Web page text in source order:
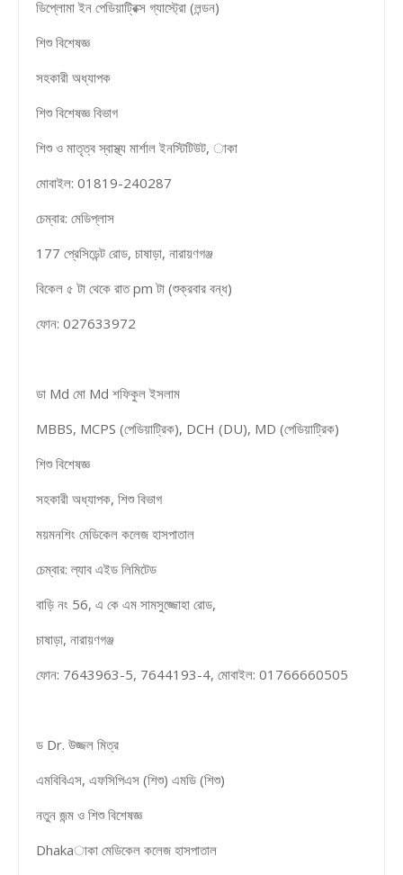
ডিপ্লোমা ইন পেডিয়াট্রিক্স গ্যাস্ট্রো (লন্ডন)
শিশু বিশেষজ্ঞ
সহকারী অধ্যাপক
শিশু বিশেষজ্ঞ বিভাগ
শিশু ও মাতৃত্ব স্বাস্থ্য মার্শাল ইনস্টিটিউট, াকা
মোবাইল: 01819-240287
চেম্বার: মেডিপ্লাস
177 প্রেসিডেন্ট রোড, চাষাড়া, নারায়ণগঞ্জ
বিকেল ৫ টা থেকে রাত pm টা (শুক্রবার বন্ধ)
ফোন: 027633972
ডা Md মো Md শফিকুল ইসলাম
MBBS, MCPS (পেডিয়াট্রিক), DCH (DU), MD (পেডিয়াট্রিক)
শিশু বিশেষজ্ঞ
সহকারী অধ্যাপক, শিশু বিভাগ
ময়মনশিং মেডিকেল কলেজ হাসপাতাল
চেম্বার: ল্যাব এইড লিমিটেড
বাড়ি নং 56, এ কে এম সামসুজ্জোহা রোড,
চাষাড়া, নারায়ণগঞ্জ
ফোন: 7643963-5, 7644193-4, মোবাইল: 01766660505
ড Dr. উজ্জল মিত্র
এমবিবিএস, এফসিপিএস (শিশু) এমডি (শিশু)
নতুন জন্ম ও শিশু বিশেষজ্ঞ
Dhakaাকা মেডিকেল কলেজ হাসপাতাল